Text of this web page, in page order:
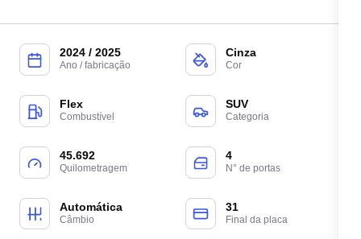
2024 / 2025
Ano / fabricação
Cinza
Cor
Flex
Combustível
SUV
Categoria
45.692
Quilometragem
4
N° de portas
Automática
Câmbio
31
Final da placa